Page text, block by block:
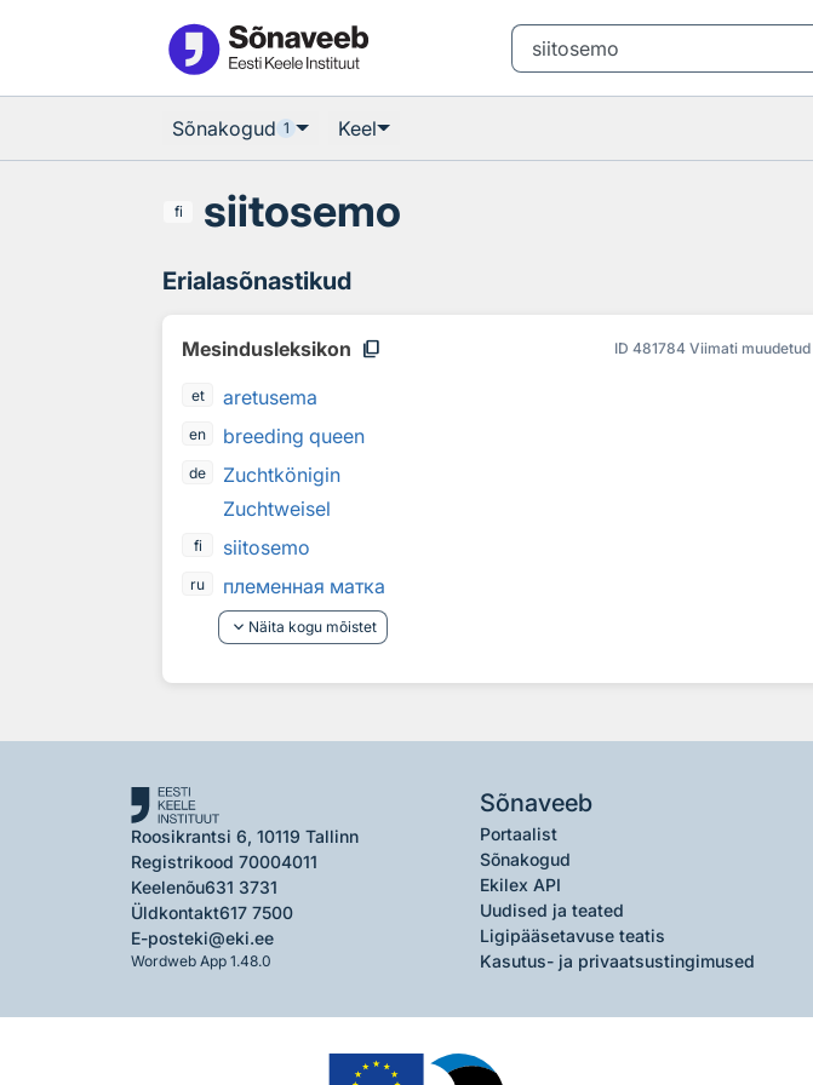
Sõnakogud 1 Keel
fi siitosemo
Erialasõnastikud
Mesindusleksikon content_copy ID 481784 Viimati muudetud
et aretusema
en breeding queen
de
Zuchtkönigin
Zuchtweisel
fi siitosemo
ru
племенная матка
keyboard_arrow_down Näita kogu mõistet
Roosikrantsi 6, 10119 Tallinn
Registrikood 70004011
Keelenõu631 3731
Üldkontakt617 7500
E-posteki@eki.ee
Wordweb App 1.48.0
Sõnaveeb
Portaalist
Sõnakogud
Ekilex API
Uudised ja teated
Ligipääsetavuse teatis
Kasutus- ja privaatsustingimused